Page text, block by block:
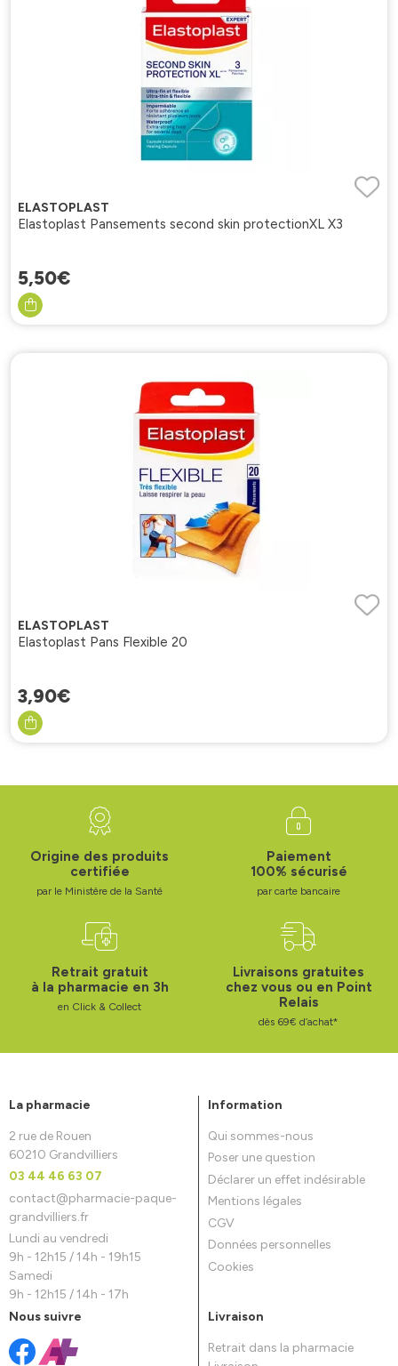
ELASTOPLAST
Elastoplast Pansements second skin protectionXL X3
5,50€
ELASTOPLAST
Elastoplast Pans Flexible 20
3,90€
Origine des produits
certifiée
par le Ministère de la Santé
Paiement
100% sécurisé
par carte bancaire
Retrait gratuit
à la pharmacie en 3h
en Click & Collect
Livraisons gratuites
chez vous ou en Point
Relais
dès 69€ d’achat*
La pharmacie
2 rue de Rouen
60210 Grandvilliers
03 44 46 63 07
contact@pharmacie-paque-
grandvilliers.fr
Lundi au vendredi
9h - 12h15 / 14h - 19h15
Samedi
9h - 12h15 / 14h - 17h
Information
Qui sommes-nous
Poser une question
Déclarer un effet indésirable
Mentions légales
CGV
Données personnelles
Cookies
Nous suivre Livraison
Retrait dans la pharmacie